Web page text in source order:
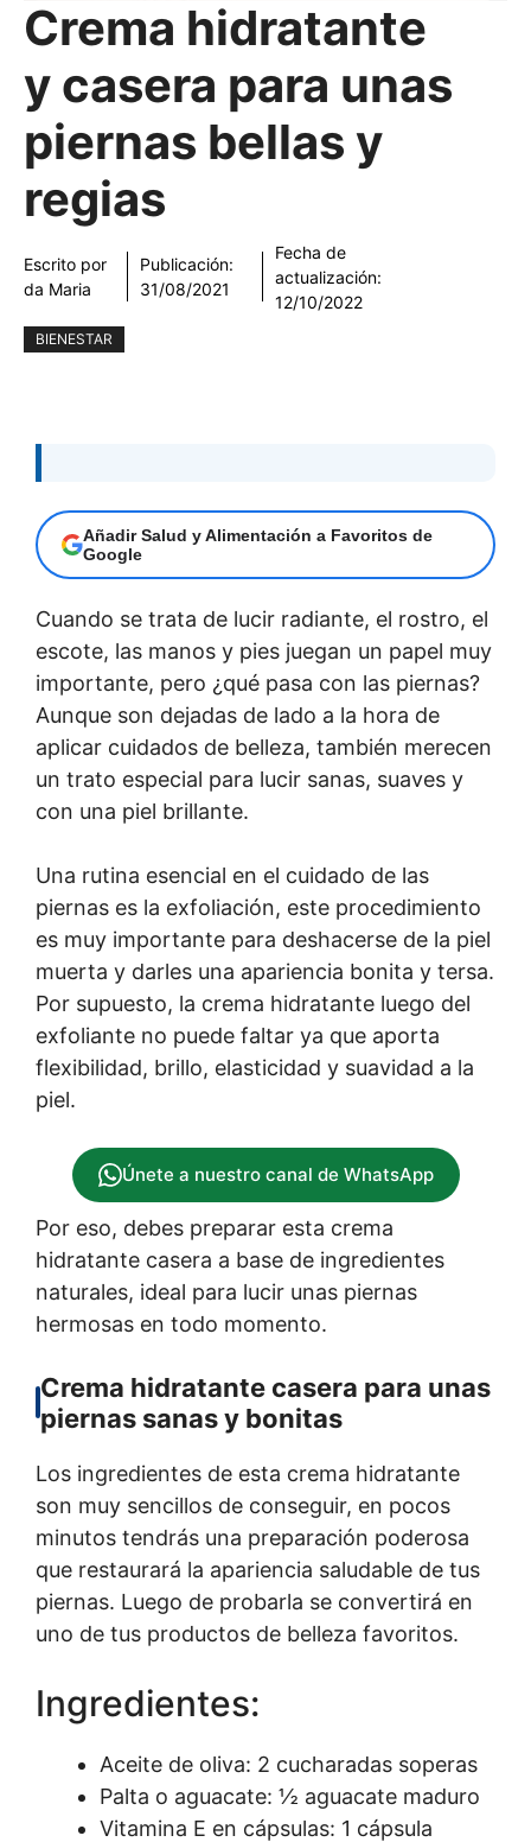
Crema hidratante
y casera para unas
piernas bellas y
regias
Escrito por
da Maria
Publicación:
31/08/2021
Fecha de
actualización:
12/10/2022
BIENESTAR
Añadir Salud y Alimentación a Favoritos de
Google
Cuando se trata de lucir radiante, el rostro, el
escote, las manos y pies juegan un papel muy
importante, pero ¿qué pasa con las piernas?
Aunque son dejadas de lado a la hora de
aplicar cuidados de belleza, también merecen
un trato especial para lucir sanas, suaves y
con una piel brillante.
Una rutina esencial en el cuidado de las
piernas es la exfoliación, este procedimiento
es muy importante para deshacerse de la piel
muerta y darles una apariencia bonita y tersa.
Por supuesto, la crema hidratante luego del
exfoliante no puede faltar ya que aporta
flexibilidad, brillo, elasticidad y suavidad a la
piel.
Únete a nuestro canal de WhatsApp
Por eso, debes preparar esta crema
hidratante casera a base de ingredientes
naturales, ideal para lucir unas piernas
hermosas en todo momento.
Crema hidratante casera para unas
piernas sanas y bonitas
Los ingredientes de esta crema hidratante
son muy sencillos de conseguir, en pocos
minutos tendrás una preparación poderosa
que restaurará la apariencia saludable de tus
piernas. Luego de probarla se convertirá en
uno de tus productos de belleza favoritos.
Ingredientes:
Aceite de oliva: 2 cucharadas soperas
Palta o aguacate: ½ aguacate maduro
Vitamina E en cápsulas: 1 cápsula